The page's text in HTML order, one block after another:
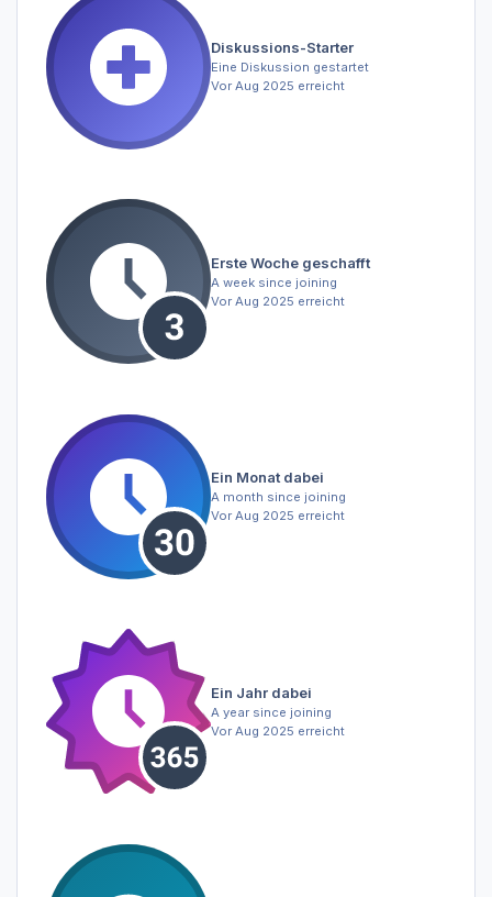
Diskussions-Starter
Eine Diskussion gestartet
Vor Aug 2025 erreicht
Erste Woche geschafft
A week since joining
Vor Aug 2025 erreicht
Ein Monat dabei
A month since joining
Vor Aug 2025 erreicht
Ein Jahr dabei
A year since joining
Vor Aug 2025 erreicht